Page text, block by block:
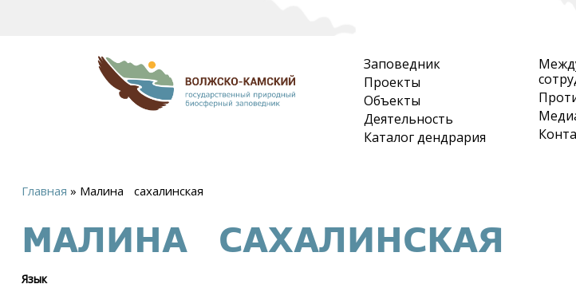
Заповедник
Проекты
Объекты
Деятельность
Каталог дендрария
здесь
Главная » Малина сахалинская
МАЛИНА САХАЛИНСКАЯ
Язык